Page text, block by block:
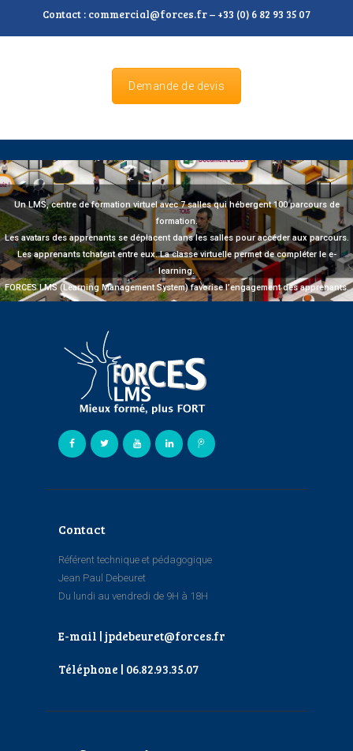
Contact : commercial@forces.fr – +33 (0) 6 82 93 35 07
Demande de devis
Un LMS, centre de formation virtuel avec 7 salles qui hébergent 100 parcours de
formation.
Les avatars des apprenants se déplacent dans les salles pour accéder aux parcours.
Les apprenants tchatent entre eux. La classe virtuelle permet de compléter le e-
learning.
FORCES LMS (Learning Management System) favorise l’engagement des apprenants.
Contact
Référent technique et pédagogique
Jean Paul Debeuret
Du lundi au vendredi de 9H à 18H
E-mail | jpdebeuret@forces.fr
Téléphone | 06.82.93.35.07